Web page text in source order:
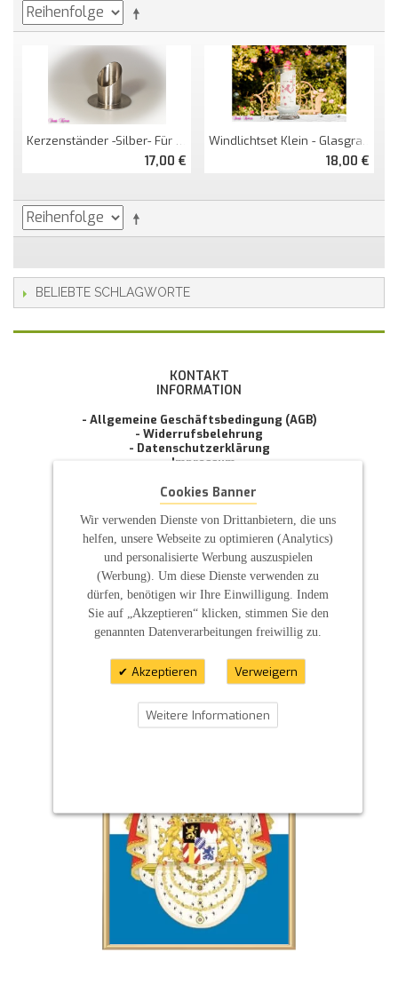
Kerzenständer -silber- Für Kommunion
17,00 €
Windlichtset Klein - Glasgranulat + Perlen
18,00 €
BELIEBTE SCHLAGWORTE
KONTAKT
INFORMATION
- Allgemeine Geschäftsbedingung (AGB)
- Widerrufsbelehrung
- Datenschutzerklärung
- Impressum
E-Mail: infos@sp-kerzen.de
Cookies Banner
Wir verwenden Dienste von Drittanbietern, die uns
helfen, unsere Webseite zu optimieren (Analytics)
und personalisierte Werbung auszuspielen
(Werbung). Um diese Dienste verwenden zu
dürfen, benötigen wir Ihre Einwilligung. Indem
Sie auf „Akzeptieren“ klicken, stimmen Sie den
genannten Datenverarbeitungen freiwillig zu.
Akzeptieren Verweigern
Weitere Informationen